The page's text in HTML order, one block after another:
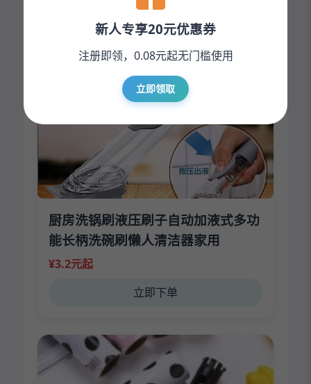
立即下单
厨房洗锅刷液压刷子自动加液式多功
能长柄洗碗刷懒人清洁器家用
¥3.2元起
立即下单
新人专享20元优惠券
注册即领，0.08元起无门槛使用
立即领取